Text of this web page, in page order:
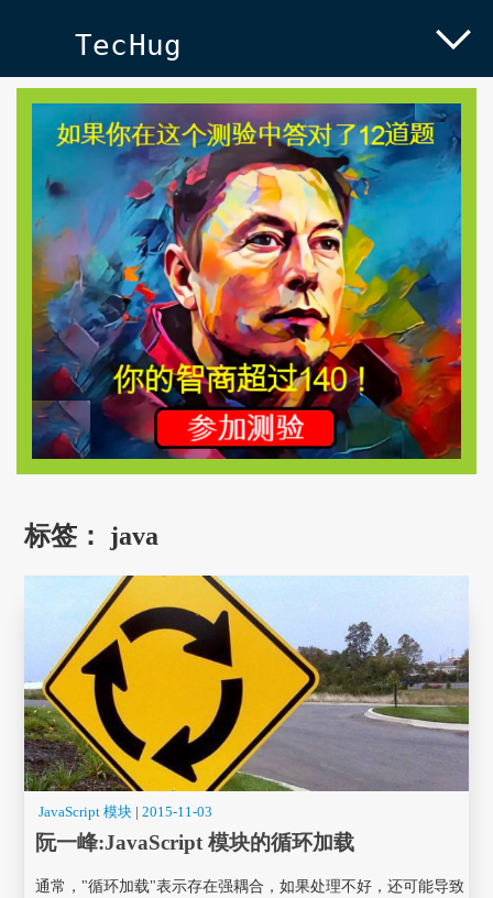
TecHug
标签： java
JavaScript 模块 |2015-11-03
阮一峰:JavaScript 模块的循环加载
通常，"循环加载"表示存在强耦合，如果处理不好，还可能导致